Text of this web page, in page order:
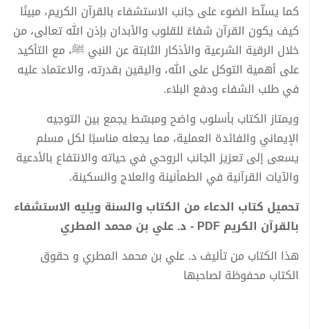
كما يسلّط الضوء على جانب الاستشفاء بالقرآن الكريم، مبينًا
كيف يكون القرآن شفاءً للقلوب والأبدان بإذن الله تعالى، من
خلال الرقية الشرعية والأذكار الثابتة عن النبي ﷺ، مع التأكيد
على أهمية التوكل على الله، واليقين بقدرته، والاعتماد عليه
في طلب الشفاء ودفع البلاء.
ويمتاز الكتاب بأسلوب واضح ومبسّط يجمع بين التوجيه
الإيماني والفائدة العملية، مما يجعله مناسبًا لكل مسلم
يسعى إلى تعزيز الجانب الروحي في حياته والانتفاع بالأدعية
والآيات القرآنية في الطمأنينة والعلاج والسكينة.
تحميل كتاب الدعاء من الكتاب والسنة ويليه الاستشفاء
بالقرآن الكريم PDF - د. علي بن محمد المطري
هذا الكتاب من تأليف د. علي بن محمد المطري و حقوق
الكتاب محفوظة لصاحبها